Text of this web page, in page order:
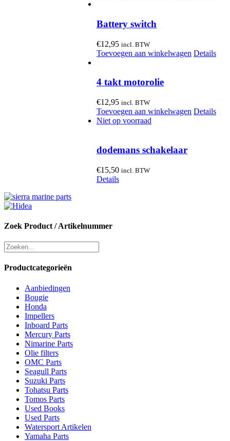
Battery switch
€12,95 incl. BTW
Toevoegen aan winkelwagen Details
4 takt motorolie
€12,95 incl. BTW
Toevoegen aan winkelwagen Details
Niet op voorraad
dodemans schakelaar
€15,50 incl. BTW
Details
Zoek Product / Artikelnummer
Productcategorieën
Aanbiedingen
Bougie
Honda
Impellers
Inboard Parts
Mercury Parts
Nimarine Parts
Olie filters
OMC Parts
Seagull Parts
Suzuki Parts
Tohatsu Parts
Tomos Parts
Used Books
Used Parts
Watersport Artikelen
Yamaha Parts